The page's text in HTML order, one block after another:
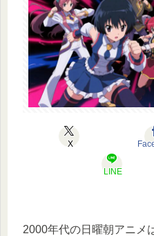
X
LINE
2000年代の日曜朝アニメ